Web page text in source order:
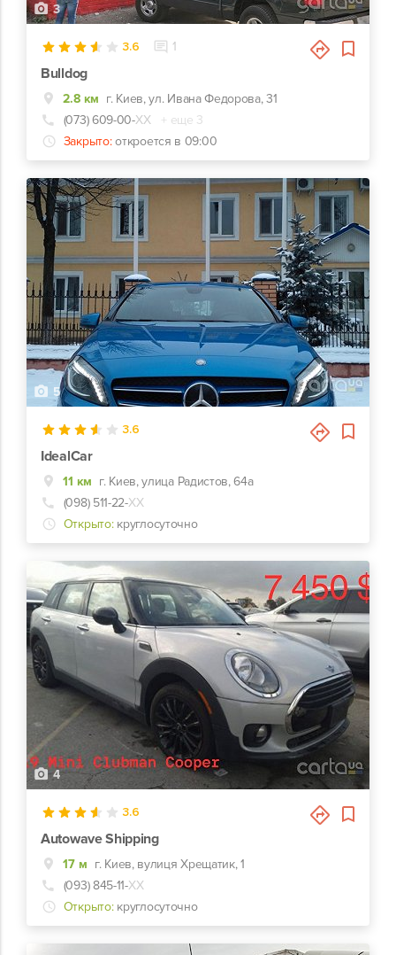
3
3.6 1
Bulldog
2.8 км г. Киев, ул. Ивана Федорова, 31
(073) 609-00-ХХ
+ еще 3
Закрыто: откроется в 09:00
5
3.6
IdealCar
11 км г. Киев, улица Радистов, 64а
(098) 511-22-ХХ
Открыто: круглосуточно
4
3.6
Autowave Shipping
17 м г. Киев, вулиця Хрещатик, 1
(093) 845-11-ХХ
Открыто: круглосуточно